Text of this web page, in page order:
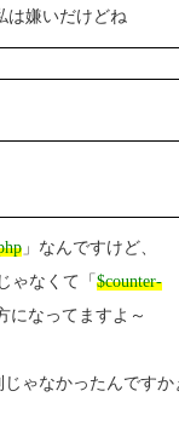
は嫌いだけどね
」なんですけど、
ゃなくて「$counter-
になってますよ～
ゃなかったんですか